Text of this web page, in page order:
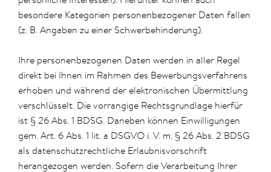
besondere Kategorien personenbezogener Daten fallen
(z. B. Angaben zu einer Schwerbehinderung).
Ihre personenbezogenen Daten werden in aller Regel
direkt bei Ihnen im Rahmen des Bewerbungsverfahrens
erhoben und während der elektronischen Übermittlung
verschlüsselt. Die vorrangige Rechtsgrundlage hierfür
ist § 26 Abs. 1 BDSG. Daneben können Einwilligungen
gem. Art. 6 Abs. 1 lit. a DSGVO i. V. m. § 26 Abs. 2 BDSG
als datenschutzrechtliche Erlaubnisvorschrift
herangezogen werden. Sofern die Verarbeitung Ihrer